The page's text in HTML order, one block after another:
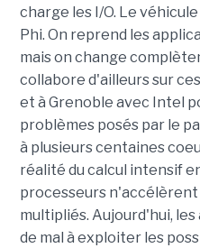
charge les I/O. Le
Phi. On reprend les
mais on change
collabore d'ailleurs sur
et à Grenoble avec Intel
problèmes posés par le
à plusieurs centaines
réalité du calcul intensif
processeurs n'accélèrent
multipliés. Aujourd'hui,
de mal à exploiter les